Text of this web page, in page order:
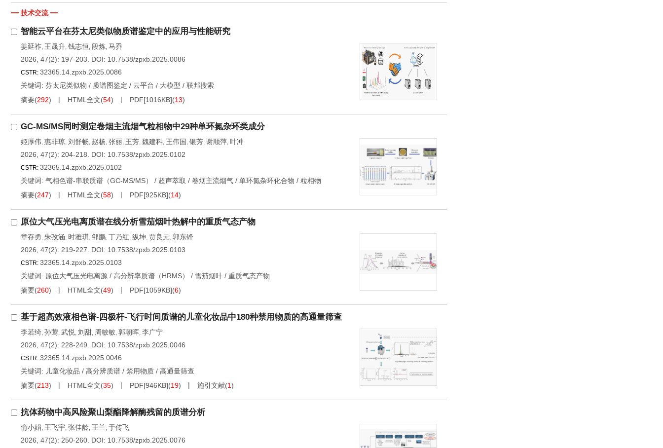
技术交流
智能云平台在芬太尼类似物质谱鉴定中的应用与性能研究
姜延祚, 王晟升, 钱志恒, 段炼, 马乔
2026, 47(2): 197-203.
DOI: 10.7538/zpxb.2025.0086
CSTR: 32365.14.zpxb.2025.0086
关键词: 芬太尼类似物 / 质谱图鉴定 / 云平台 / 大模型 / 联邦搜索
摘要(292) HTML全文(54) PDF[1016KB](13)
GC-MS/MS同时测定卷烟主流烟气粒相物中29种单环氮杂环类成分
姬厚伟, 惠非琼, 刘舒畅, 赵杨, 张丽, 王芳, 魏建科, 王伟国 , 银芳, 谢顺萍, 叶冲
2026, 47(2): 204-218.
DOI: 10.7538/zpxb.2025.0102
CSTR: 32365.14.zpxb.2025.0102
关键词: 气相色谱-串联质谱（GC-MS/MS） / 超声萃取 / 卷烟主流烟气 / 单环氮杂环化合物 / 粒相物
摘要(247) HTML全文(58) PDF[925KB](14)
原位大气压光电离质谱在线分析雪茄烟叶热解中的重质气态产物
章存勇, 朱孜涵, 时雅琪, 邹鹏, 丁乃红, 纵坤, 贾良元, 郭东锋
2026, 47(2): 219-227.
DOI: 10.7538/zpxb.2025.0103
CSTR: 32365.14.zpxb.2025.0103
关键词: 原位大气压光电离源 / 高分辨率质谱（HRMS） / 雪茄烟叶 / 重质气态产物
摘要(260) HTML全文(49) PDF[1059KB](6)
基于超高效液相色谱-四极杆-飞行时间质谱的儿童化妆品中180种禁用物质的高通量筛查
李若绮, 孙莺, 武悦, 刘甜, 周敏敏, 郭朝晖, 李广宁
2026, 47(2): 228-249.
DOI: 10.7538/zpxb.2025.0046
CSTR: 32365.14.zpxb.2025.0046
关键词: 儿童化妆品 / 高分辨质谱 / 禁用物质 / 高通量筛查
摘要(213) HTML全文(35) PDF[946KB](19) 施引文献(1)
抗体药物中高风险聚山梨酯降解酶残留的质谱分析
俞小娟, 王飞宇, 张佳龄, 王兰, 于传飞
2026, 47(2): 250-260. DOI: 10.7538/zpxb.2025.0076